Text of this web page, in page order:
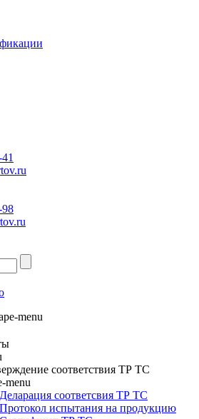
98
соответствия ТР ТС
Деларация соответсвия ТР ТС
Протокол испытания на продукцию